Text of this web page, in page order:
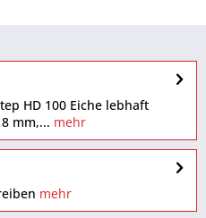
HD 100 Eiche lebhaft
mm,... mehr
mehr